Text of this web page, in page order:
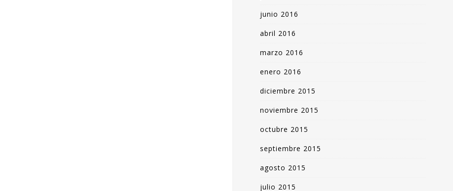
junio 2016
abril 2016
marzo 2016
enero 2016
diciembre 2015
noviembre 2015
octubre 2015
septiembre 2015
agosto 2015
julio 2015